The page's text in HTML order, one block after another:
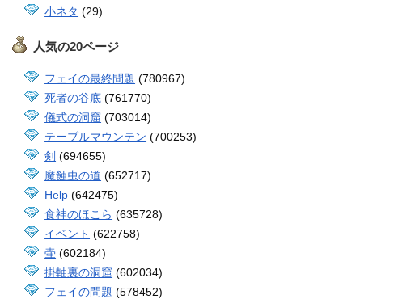
小ネタ (29)
人気の20ページ
フェイの最終問題 (780967)
死者の谷底 (761770)
儀式の洞窟 (703014)
テーブルマウンテン (700253)
剣 (694655)
魔蝕虫の道 (652717)
Help (642475)
食神のほこら (635728)
イベント (622758)
壷 (602184)
掛軸裏の洞窟 (602034)
フェイの問題 (578452)